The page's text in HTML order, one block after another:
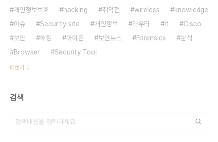
개인정보보호
hacking 취약점 wireless
knowledge
이슈
Security site 개인정보 라우터 It
Cisco
보안
해킹 아이폰 보안뉴스 Forensics
분석
Browser
Security Tool
더보기
검색